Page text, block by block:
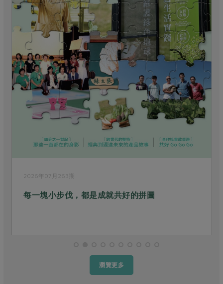
2026年07月263期
每一塊小步伐，都是成就共好的拼圖
瀏覽更多